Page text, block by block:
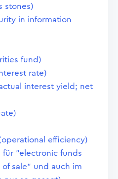
stones)
in information
fund)
rate)
interest yield; net
efficiency)
für "electronic funds
sale" und auch im